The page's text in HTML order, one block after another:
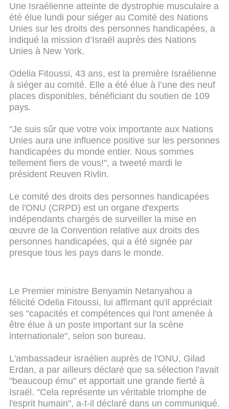
Une Israélienne atteinte de dystrophie musculaire a
été élue lundi pour siéger au Comité des Nations
Unies sur les droits des personnes handicapées, a
indiqué la mission d’Israël auprès des Nations
Unies à New York.
Odelia Fitoussi, 43 ans, est la première Israélienne
à siéger au comité. Elle a été élue à l’une des neuf
places disponibles, bénéficiant du soutien de 109
pays.
"Je suis sûr que votre voix importante aux Nations
Unies aura une influence positive sur les personnes
handicapées du monde entier. Nous sommes
tellement fiers de vous!", a tweeté mardi le
président Reuven Rivlin.
Le comité des droits des personnes handicapées
de l'ONU (CRPD) est un organe d'experts
indépendants chargés de surveiller la mise en
œuvre de la Convention relative aux droits des
personnes handicapées, qui a été signée par
presque tous les pays dans le monde.
Le Premier ministre Benyamin Netanyahou a
félicité Odelia Fitoussi, lui affirmant qu'il appréciait
ses "capacités et compétences qui l'ont amenée à
être élue à un poste important sur la scène
internationale", selon son bureau.
L'ambassadeur israélien auprès de l'ONU, Gilad
Erdan, a par ailleurs déclaré que sa sélection l'avait
"beaucoup ému" et apportait une grande fierté à
Israël. "Cela représente un véritable triomphe de
l'esprit humain", a-t-il déclaré dans un communiqué.